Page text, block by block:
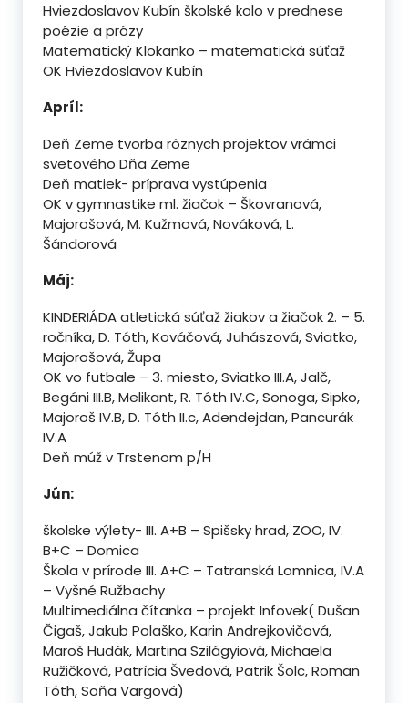
Hviezdoslavov Kubín školské kolo v prednese
poézie a prózy
Matematický Klokanko – matematická súťaž
OK Hviezdoslavov Kubín
Apríl:
Deň Zeme tvorba rôznych projektov vrámci
svetového Dňa Zeme
Deň matiek- príprava vystúpenia
OK v gymnastike ml. žiačok – Škovranová,
Majorošová, M. Kužmová, Nováková, L.
Šándorová
Máj:
KINDERIÁDA atletická súťaž žiakov a žiačok 2. – 5.
ročníka, D. Tóth, Kováčová, Juhászová, Sviatko,
Majorošová, Župa
OK vo futbale – 3. miesto, Sviatko III.A, Jalč,
Begáni III.B, Melikant, R. Tóth IV.C, Sonoga, Sipko,
Majoroš IV.B, D. Tóth II.c, Adendejdan, Pancurák
IV.A
Deň múž v Trstenom p/H
Jún:
školske výlety- III. A+B – Spišsky hrad, ZOO, IV.
B+C – Domica
Škola v prírode III. A+C – Tatranská Lomnica, IV.A
– Vyšné Ružbachy
Multimediálna čítanka – projekt Infovek( Dušan
Čigaš, Jakub Polaško, Karin Andrejkovičová,
Maroš Hudák, Martina Szilágyiová, Michaela
Ružičková, Patrícia Švedová, Patrik Šolc, Roman
Tóth, Soňa Vargová)